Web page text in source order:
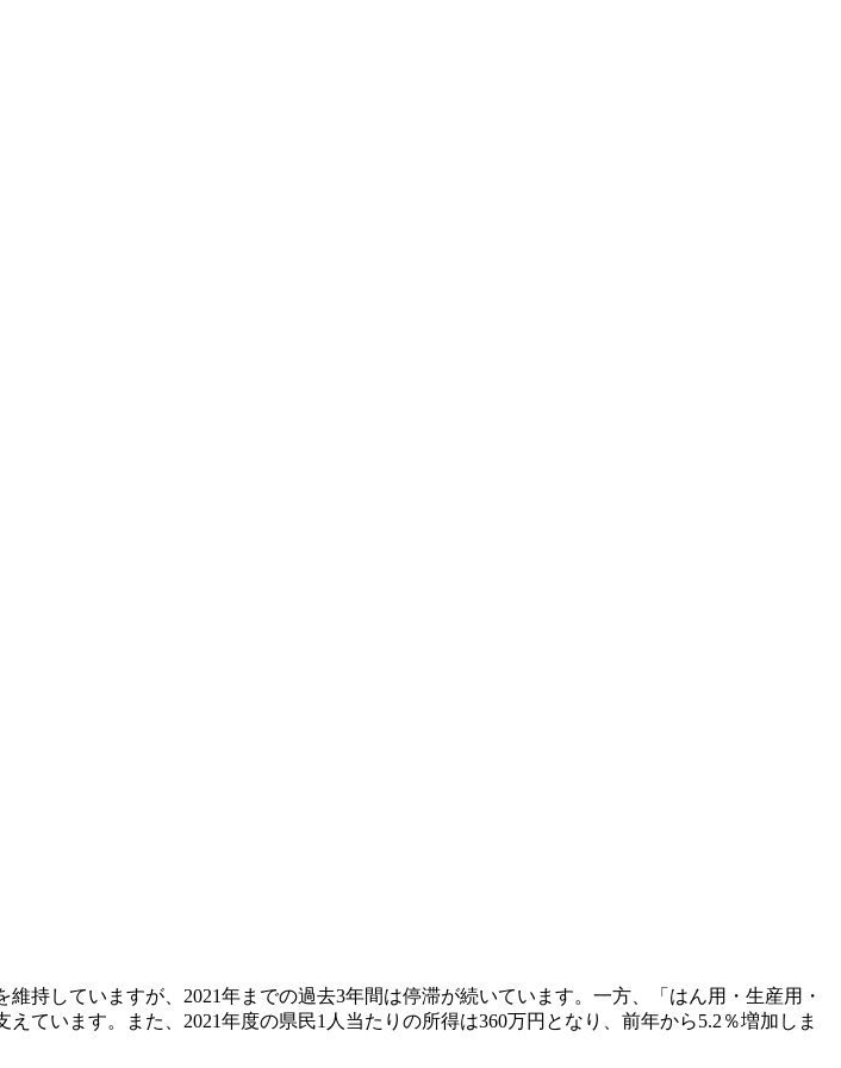
持していますが、2021年までの過去3年間は停滞が続いています。一方、「はん用・生産用・
ています。また、2021年度の県民1人当たりの所得は360万円となり、前年から5.2％増加しま